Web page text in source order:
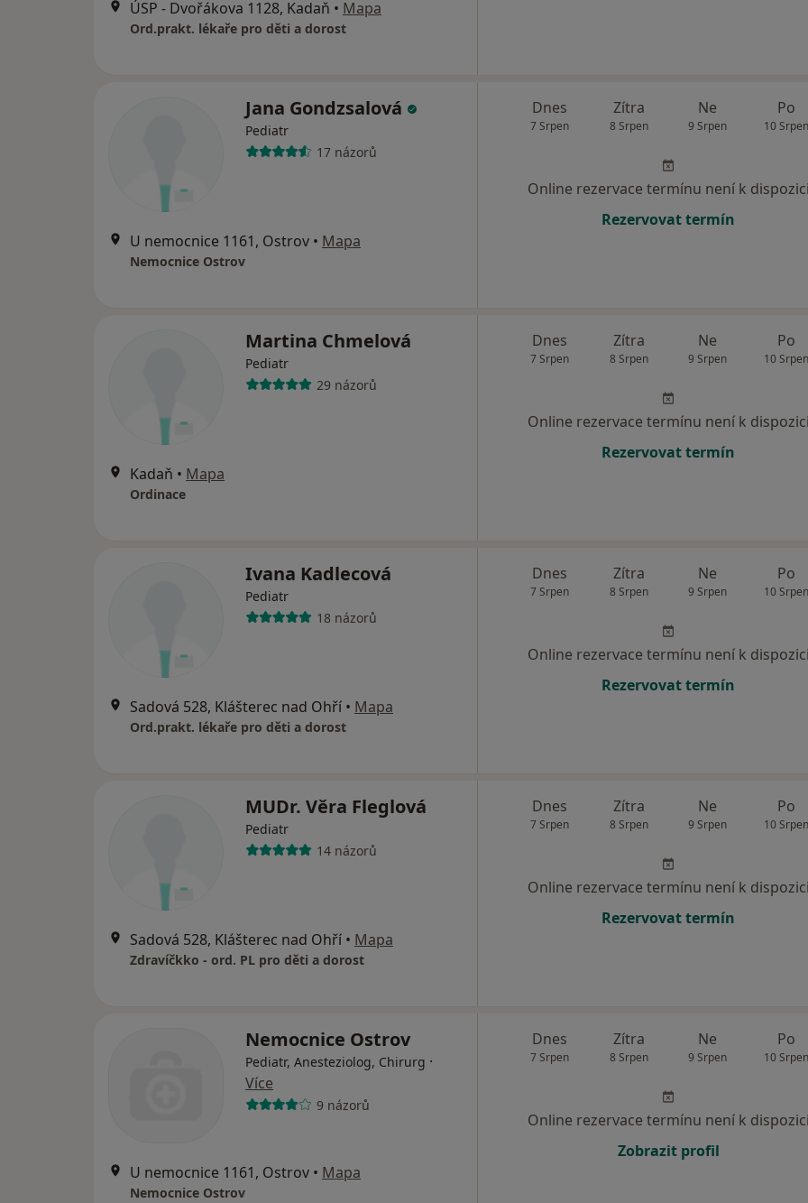
ÚSP - Dvořákova 1128, Kadaň • Mapa
Ord.prakt. lékaře pro děti a dorost
Jana Gondzsalová
Pediatr
17 názorů
U nemocnice 1161, Ostrov • Mapa
Nemocnice Ostrov
Dnes
7 Srpen
Zítra
8 Srpen
Ne
9 Srpen
Po
10 Srpen
Online rezervace termínu není k dispozici
Rezervovat termín
Martina Chmelová
Pediatr
29 názorů
Kadaň • Mapa
Ordinace
Dnes
7 Srpen
Zítra
8 Srpen
Ne
9 Srpen
Po
10 Srpen
Online rezervace termínu není k dispozici
Rezervovat termín
Ivana Kadlecová
Pediatr
18 názorů
Sadová 528, Klášterec nad Ohří • Mapa
Ord.prakt. lékaře pro děti a dorost
Dnes
7 Srpen
Zítra
8 Srpen
Ne
9 Srpen
Po
10 Srpen
Online rezervace termínu není k dispozici
Rezervovat termín
MUDr. Věra Fleglová
Pediatr
14 názorů
Sadová 528, Klášterec nad Ohří • Mapa
Zdravíčkko - ord. PL pro děti a dorost
Dnes
7 Srpen
Zítra
8 Srpen
Ne
9 Srpen
Po
10 Srpen
Online rezervace termínu není k dispozici
Rezervovat termín
Nemocnice Ostrov
Pediatr, Anesteziolog, Chirurg ·
Více
9 názorů
U nemocnice 1161, Ostrov • Mapa
Nemocnice Ostrov
Dnes
7 Srpen
Zítra
8 Srpen
Ne
9 Srpen
Po
10 Srpen
Online rezervace termínu není k dispozici
Zobrazit profil